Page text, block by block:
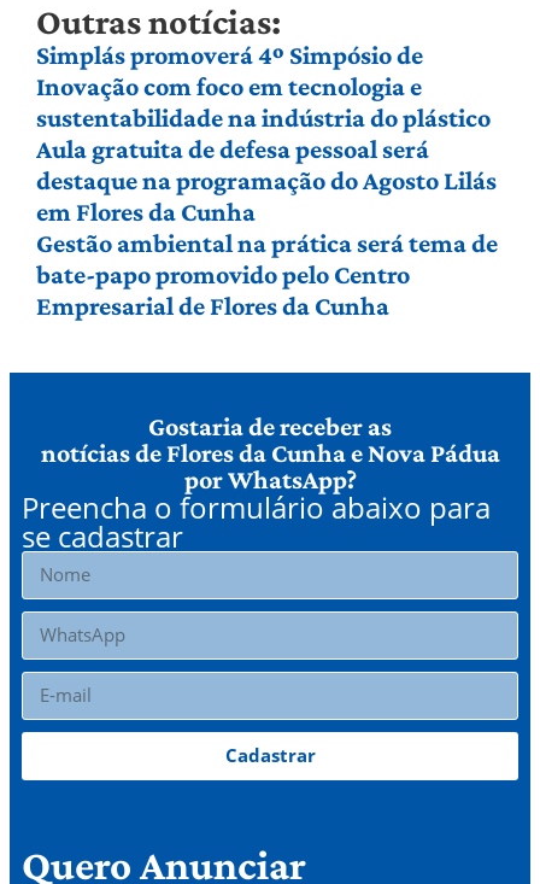
Outras notícias:
Simplás promoverá 4º Simpósio de
Inovação com foco em tecnologia e
sustentabilidade na indústria do plástico
Aula gratuita de defesa pessoal será
destaque na programação do Agosto Lilás
em Flores da Cunha
Gestão ambiental na prática será tema de
bate-papo promovido pelo Centro
Empresarial de Flores da Cunha
Gostaria de receber as
notícias de Flores da Cunha e Nova Pádua
por WhatsApp?
Preencha o formulário abaixo para
se cadastrar
Cadastrar
Quero Anunciar